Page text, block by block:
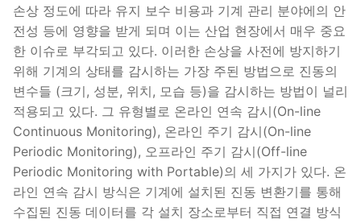
손상 정도에 따라 유지 보수 비용과 기계 관리 분야에의 안
전성 등에 영향을 받게 되며 이는 산업 현장에서 매우 중요
한 이슈로 부각되고 있다. 이러한 손상을 사전에 방지하기
위해 기계의 상태를 감시하는 가장 주된 방법으로 진동의
변수들 (크기, 성분, 위치, 모습 등)을 감시하는 방법이 널리
적용되고 있다. 그 유형별로 온라인 연속 감시(On-line
Continuous Monitoring), 온라인 주기 감시(On-line
Periodic Monitoring), 오프라인 주기 감시(Off-line
Periodic Monitoring with Portable)의 세 가지가 있다. 온
라인 연속 감시 방식은 기계에 설치된 진동 변환기를 통해
수집된 진동 데이터를 각 설치 장소로부터 직접 연결 방식